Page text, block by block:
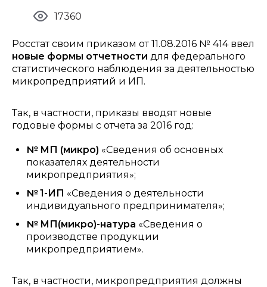
17360
Росстат своим приказом от 11.08.2016 № 414 ввел
новые формы отчетности для федерального
статистического наблюдения за деятельностью
микропредприятий и ИП.
Так, в частности, приказы вводят новые
годовые формы с отчета за 2016 год:
№ МП (микро) «Сведения об основных
показателях деятельности
микропредприятия»;
№ 1-ИП «Сведения о деятельности
индивидуального предпринимателя»;
№ МП(микро)-натура «Сведения о
производстве продукции
микропредприятием».
Так, в частности, микропредприятия должны